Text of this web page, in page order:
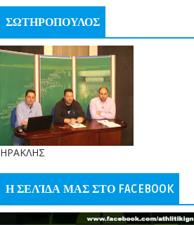
ΣΩΤΗΡΟΠΟΥΛΟΣ
ΗΡΑΚΛΗΣ
Η ΣΕΛΊΔΑ ΜΑΣ ΣΤΟ FACEBOOK